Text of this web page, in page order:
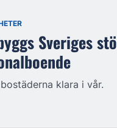
Sveriges
klara i vår.